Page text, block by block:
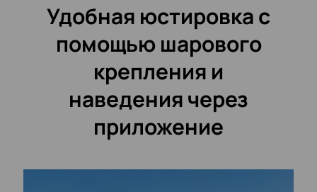
Удобная юстировка с
помощью шарового
крепления и
наведения через
приложение